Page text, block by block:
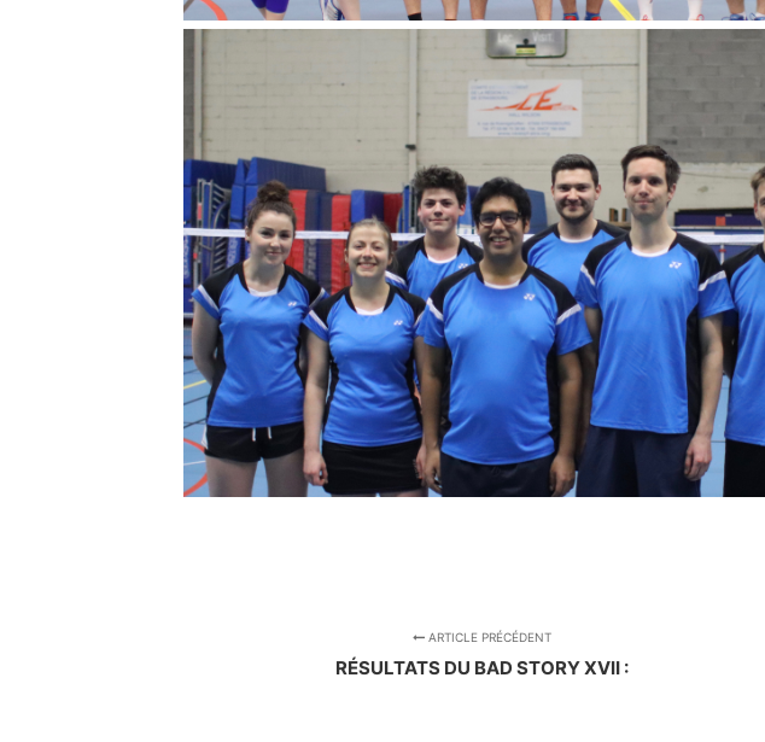
ARTICLE PRÉCÉDENT
RÉSULTATS DU BAD STORY XVII :